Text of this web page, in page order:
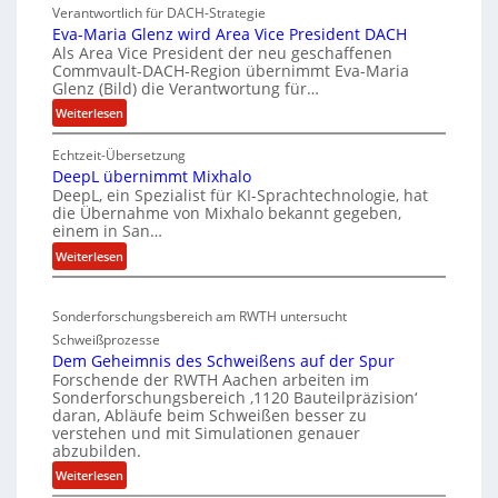
k
e
l
n
R
C
-
V
e
r
h
e
W
-
U
n
e
b
o
n
e
k
l
e
i
u
Verantwortlich für DACH-Strategie
Eva-Maria Glenz wird Area Vice President DACH
Als Area Vice President der neu geschaffenen
Commvault-DACH-Region übernimmt Eva-Maria
Glenz (Bild) die Verantwortung für…
Weiterlesen:
E
v
a
-
M
a
r
i
G
l
e
n
z
w
i
d
Echtzeit-Übersetzung
DeepL übernimmt Mixhalo
DeepL, ein Spezialist für KI-Sprachtechnologie, hat
die Übernahme von Mixhalo bekannt gegeben,
einem in San…
Weiterlesen:
D
e
p
L
ü
b
e
r
n
i
Sonderforschungsbereich am RWTH untersucht
Schweißprozesse
Dem Geheimnis des Schweißens auf der Spur
Forschende der RWTH Aachen arbeiten im
Sonderforschungsbereich ‚1120 Bauteilpräzision‘
daran, Abläufe beim Schweißen besser zu
verstehen und mit Simulationen genauer
abzubilden.
Weiterlesen: